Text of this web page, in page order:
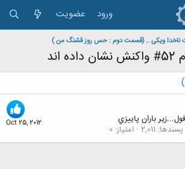
ورود عضویت
ناخدا ویکی .. (قسمت دوم : حس روز قشنگ من )
Oct 25, 2012
باران پاييزي
پسندها 2,011 امتیاز 0